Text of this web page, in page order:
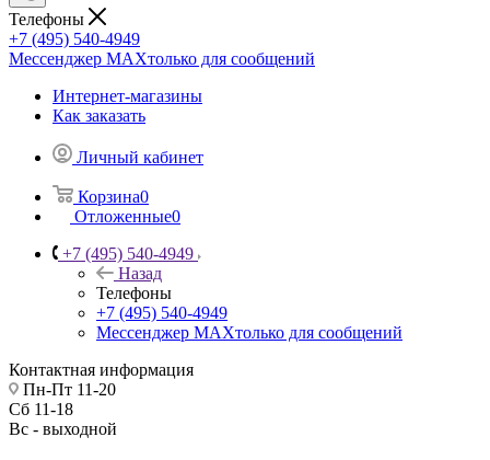
Телефоны
+7 (495) 540-4949
Мессенджер МАХтолько для сообщений
Интернет-магазины
Как заказать
Личный кабинет
Корзина0
Отложенные0
+7 (495) 540-4949
Назад
Телефоны
+7 (495) 540-4949
Мессенджер МАХтолько для сообщений
Контактная информация
Пн-Пт 11-20
Сб 11-18
Вс - выходной